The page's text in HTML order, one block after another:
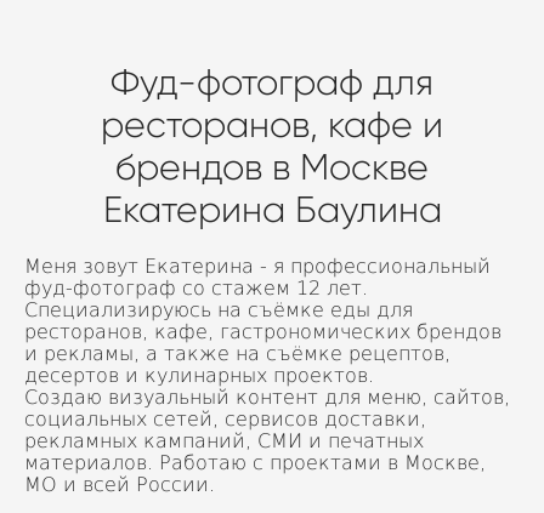
Фуд-фотограф для
ресторанов, кафе и
брендов в Москве
Екатерина Баулина
Меня зовут Екатерина - я профессиональный
фуд-фотограф со стажем 12 лет.
Специализируюсь на съёмке еды для
ресторанов, кафе, гастрономических брендов
и рекламы, а также на съёмке рецептов,
десертов и кулинарных проектов.
Создаю визуальный контент для меню, сайтов,
социальных сетей, сервисов доставки,
рекламных кампаний, СМИ и печатных
материалов. Работаю с проектами в Москве,
МО и всей России.